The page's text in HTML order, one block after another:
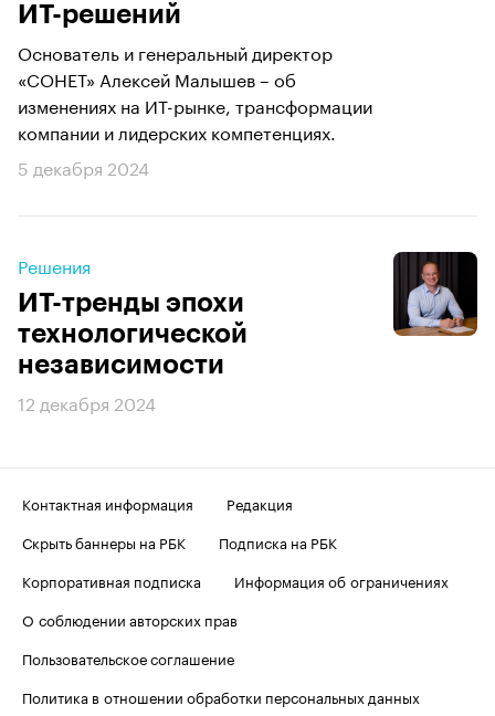
ИТ-решений
Основатель и генеральный директор
«СОНЕТ» Алексей Малышев – об
изменениях на ИТ-рынке, трансформации
компании и лидерских компетенциях.
5 декабря 2024
Решения
ИТ-тренды эпохи
технологической
независимости
12 декабря 2024
Контактная информация
Редакция
Скрыть баннеры на РБК
Подписка на РБК
Корпоративная подписка
Информация об ограничениях
О соблюдении авторских прав
Пользовательское соглашение
Политика в отношении обработки персональных данных